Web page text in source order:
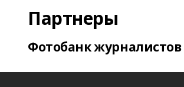
Партнеры
Фотобанк журналистов